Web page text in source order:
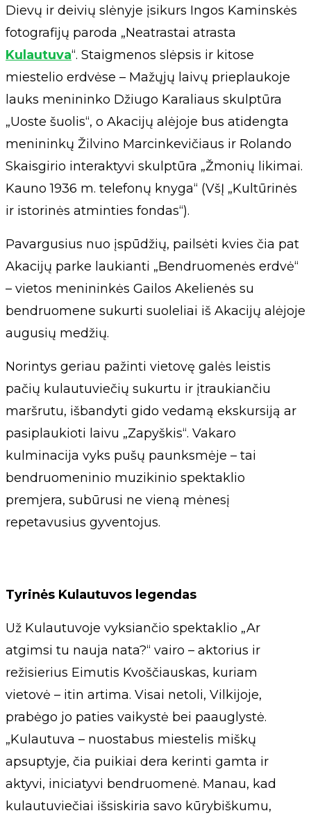
Dievų ir deivių slėnyje įsikurs Ingos Kaminskės
fotografijų paroda „Neatrastai atrasta
Kulautuva“. Staigmenos slėpsis ir kitose
miestelio erdvėse – Mažųjų laivų prieplaukoje
lauks menininko Džiugo Karaliaus skulptūra
„Uoste šuolis“, o Akacijų alėjoje bus atidengta
menininkų Žilvino Marcinkevičiaus ir Rolando
Skaisgirio interaktyvi skulptūra „Žmonių likimai.
Kauno 1936 m. telefonų knyga“ (VšĮ „Kultūrinės
ir istorinės atminties fondas“).
Pavargusius nuo įspūdžių, pailsėti kvies čia pat
Akacijų parke laukianti „Bendruomenės erdvė“
– vietos menininkės Gailos Akelienės su
bendruomene sukurti suoleliai iš Akacijų alėjoje
augusių medžių.
Norintys geriau pažinti vietovę galės leistis
pačių kulautuviečių sukurtu ir įtraukiančiu
maršrutu, išbandyti gido vedamą ekskursiją ar
pasiplaukioti laivu „Zapyškis“. Vakaro
kulminacija vyks pušų paunksmėje – tai
bendruomeninio muzikinio spektaklio
premjera, subūrusi ne vieną mėnesį
repetavusius gyventojus.
Tyrinės Kulautuvos legendas
Už Kulautuvoje vyksiančio spektaklio „Ar
atgimsi tu nauja nata?“ vairo – aktorius ir
režisierius Eimutis Kvoščiauskas, kuriam
vietovė – itin artima. Visai netoli, Vilkijoje,
prabėgo jo paties vaikystė bei paauglystė.
„Kulautuva – nuostabus miestelis miškų
apsuptyje, čia puikiai dera kerinti gamta ir
aktyvi, iniciatyvi bendruomenė. Manau, kad
kulautuviečiai išsiskiria savo kūrybiškumu,